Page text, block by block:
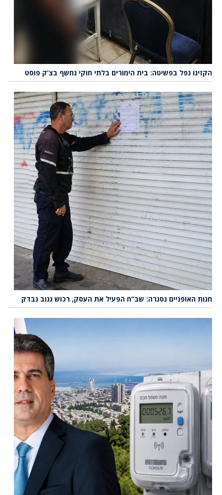
הקזינו נפל בפשיטה: בית הימורים בלתי חוקי נחשף בצ’ק פוסט
חנות האופניים נסגרה: שב”ח הפעיל את העסק, רכוש גנוב נבדק